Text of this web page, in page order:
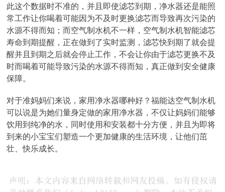
此这个数据时不准的，并且即使滤芯到期，净水器还是能照
常工作让你喝着可能因为不及时更换滤芯而导致再次污染的
水源不得而知；而空气制水机不一样，空气制水机智能滤芯
寿命到期提醒，正在做到了实时监测，滤芯快到期了就会提
醒并且到期之后就会停止工作，不会让你由于滤芯更换不及
时而喝着可能导致污染的水源不得而知，真正做到安全健康
保障。
对于准妈妈们来说，家用净水器哪种好？福能达空气制水机
可以说是为她们量身定做的家用净水器，不仅让妈妈们能够
饮用到纯净的水，同时使用和安装都十分方便，并且为即将
到来的小宝宝们塑造一个更加健康的生活环境，让他们茁
壮、快乐成长。